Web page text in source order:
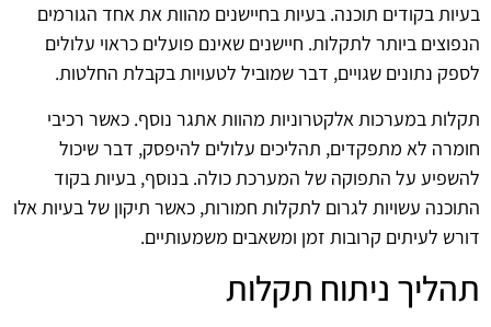
בעיות בקודים תוכנה. בעיות בחיישנים מהוות את אחד הגורמים
הנפוצים ביותר לתקלות. חיישנים שאינם פועלים כראוי עלולים
לספק נתונים שגויים, דבר שמוביל לטעויות בקבלת החלטות.
תקלות במערכות אלקטרוניות מהוות אתגר נוסף. כאשר רכיבי
חומרה לא מתפקדים, תהליכים עלולים להיפסק, דבר שיכול
להשפיע על התפוקה של המערכת כולה. בנוסף, בעיות בקוד
התוכנה עשויות לגרום לתקלות חמורות, כאשר תיקון של בעיות אלו
דורש לעיתים קרובות זמן ומשאבים משמעותיים.
תהליך ניתוח תקלות